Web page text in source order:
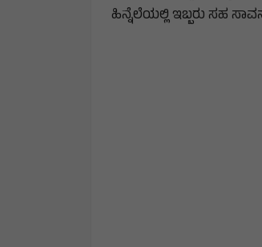
ಹಿನ್ನೆಲೆಯಲ್ಲಿ ಇಬ್ಬರು ಸಹ